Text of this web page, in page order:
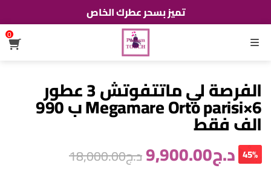
تميز بسحر عطرك الخاص
القائمة
0
الفرصة لي ماتتفوتش 3 عطور
6×Megamare Orto parisi ب 990
الف فقط
د.ج9,900.00د.ج18,000.00 45%